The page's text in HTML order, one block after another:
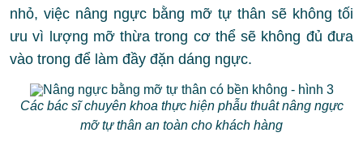
nhỏ, việc nâng ngực bằng mỡ tự thân sẽ không tối
ưu vì lượng mỡ thừa trong cơ thể sẽ không đủ đưa
vào trong để làm đầy đặn dáng ngực.
Các bác sĩ chuyên khoa thực hiện phẫu thuât nâng ngực
mỡ tự thân an toàn cho khách hàng